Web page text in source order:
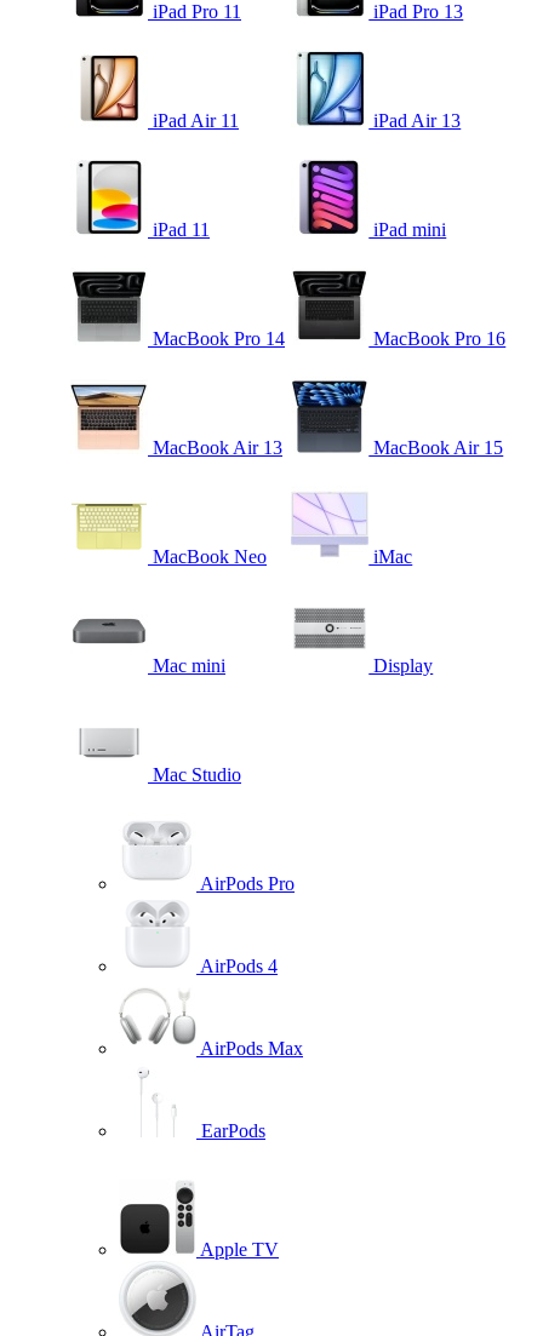
iPad Pro 11 iPad Pro 13
iPad Air 11 iPad Air 13
iPad 11 iPad mini
MacBook Pro 14 MacBook Pro 16
MacBook Air 13 MacBook Air 15
MacBook Neo iMac
Mac mini Display
Mac Studio
AirPods Pro
AirPods 4
AirPods Max
EarPods
Apple TV